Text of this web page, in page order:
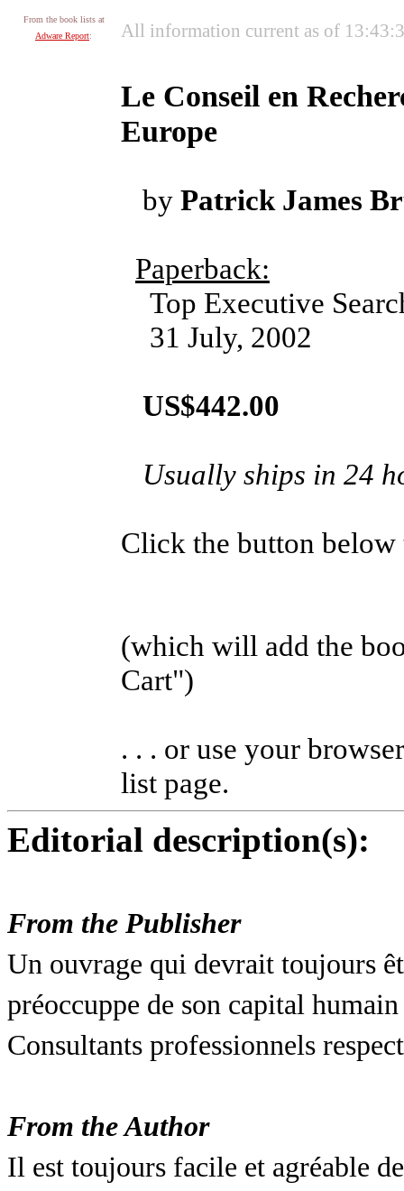
From the book lists at
Adware Report: All information current as of
Le Conseil en
Europe
by Patrick James
Paperback:
Top Executive
31 July, 2002
US$442.00
Usually ships in 24
Click the button below
(which will add the
Cart")
. . . or use your
list page.
Editorial description(s):
From the Publisher
Un ouvrage qui devrait toujours
préoccuppe de son capital
Consultants professionnels
From the Author
Il est toujours facile et agréable